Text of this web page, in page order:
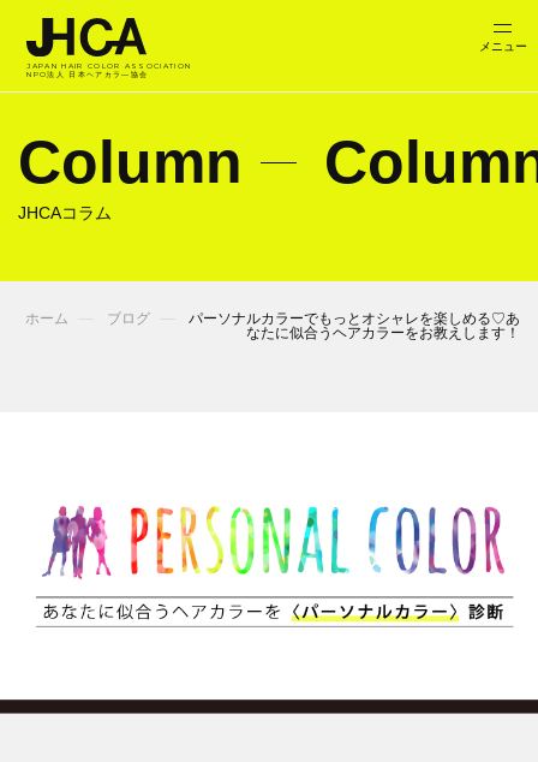
JAPAN HAIR COLOR ASSOCIATION
NPO法人 日本ヘアカラ―協会
Column
JHCAコラム
ホーム ブログ
パーソナルカラーでもっとオシャレを楽しめる♡あ
なたに似合うヘアカラーをお教えします！